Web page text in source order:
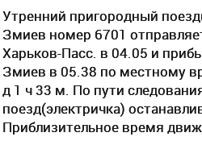
Утренний пригородный
Змиев номер 6701
Харьков-Пасс. в 04.05 и
Змиев в 05.38 по местному
д 1 ч 33 м. По пути
поезд(электричка)
Приблизительное время